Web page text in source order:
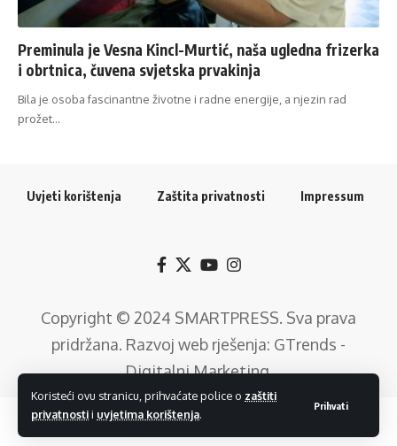
Koristeći ovu stranicu, prihvaćate police o zaštiti
privatnostii uvjetima korištenja.
Prihvati
Preminula je Vesna Kincl-Murtić, naša ugledna frizerka
i obrtnica, čuvena svjetska prvakinja
Bila je osoba fascinantne životne i radne energije, a njezin rad
prožet…
Uvjeti korištenja Zaštita privatnosti Impressum
Copyright © 2024 SMARTPRESS. Sva prava
pridržana. Razvoj web rješenja: GTrends -
Digitalni Marketing.